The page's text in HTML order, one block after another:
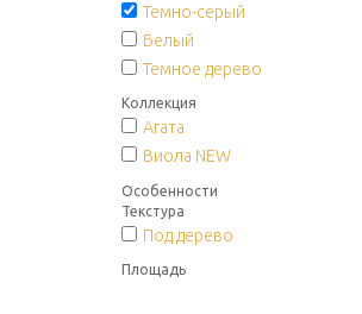
Темно-серый
Белый
Темное дерево
Коллекция
Агата
Виола NEW
Особенности
Текстура
Под дерево
Площадь